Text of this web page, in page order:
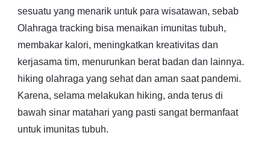
sesuatu yang menarik untuk para wisatawan, sebab
Olahraga tracking bisa menaikan imunitas tubuh,
membakar kalori, meningkatkan kreativitas dan
kerjasama tim, menurunkan berat badan dan lainnya.
hiking olahraga yang sehat dan aman saat pandemi.
Karena, selama melakukan hiking, anda terus di
bawah sinar matahari yang pasti sangat bermanfaat
untuk imunitas tubuh.